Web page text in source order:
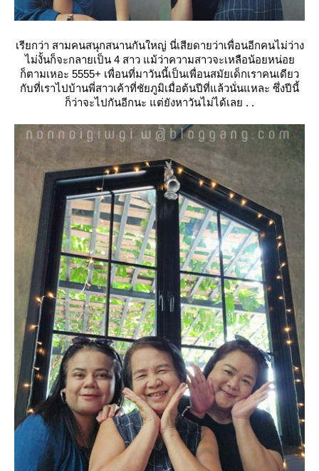
เรียกว่า สามคนสนุกสนานกันใหญ่ นี่เสียดายว่าเพื่อนอีกคนไม่ว่าง
ไม่งั้นก็จะกลายเป็น 4 สาว แม้ว่าความสาวจะเหลือน้อยหน่อ
ก็ตามเหอะ 5555+ เพื่อนที่มาวันนี้เป็นเพื่อนสมัยเด็กเราคนเดียว
กับที่เราไปบ้านพี่สาวเค้าที่ชัยภูมิเมื่อต้นปีที่แล้วนั่นแหละ ซึ่งปีนี้
ก็ว่าจะไปกันอีกนะ แต่ยังหาวันไม่ได้เลย . .